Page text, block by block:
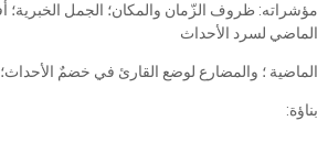
مؤشراته: ظروف الزّمان والمكان؛ الجمل الخبرية؛
الماضي لسرد الأحداث
الماضية ؛ والمضارع لوضع القارئ في خضمٌ
بناؤة: